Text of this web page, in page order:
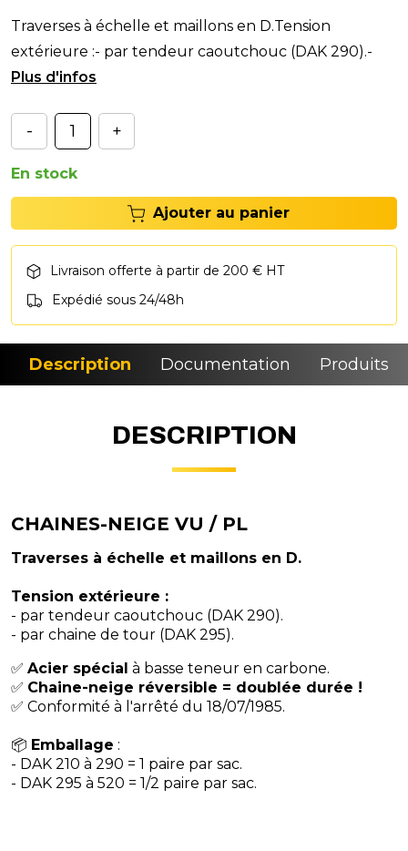
Traverses à échelle et maillons en D.Tension
extérieure :- par tendeur caoutchouc (DAK 290).-
par chaine de tour (DAK 295). ✅ Acier spécial à b
- +
En stock
Ajouter au panier
Livraison offerte à partir de 200 € HT
Expédié sous 24/48h
Description Documentation Produits
DESCRIPTION
CHAINES-NEIGE VU / PL
Traverses à échelle et maillons en D.
Tension extérieure :
- par tendeur caoutchouc (DAK 290).
- par chaine de tour (DAK 295).
✅ Acier spécial à basse teneur en carbone.
✅ Chaine-neige réversible = doublée durée !
✅ Conformité à l'arrêté du 18/07/1985.
​📦 Emballage :
- DAK 210 à 290 = 1 paire par sac.
- DAK 295 à 520 = 1/2 paire par sac.